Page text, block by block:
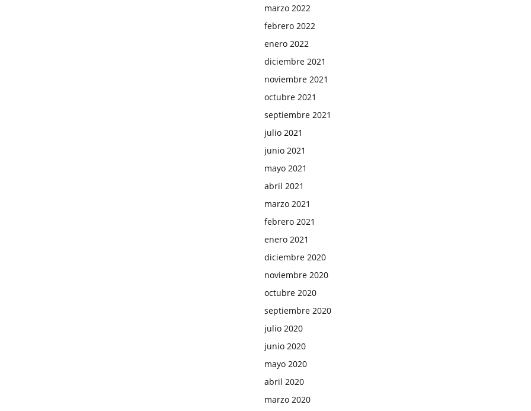
marzo 2022
febrero 2022
enero 2022
diciembre 2021
noviembre 2021
octubre 2021
septiembre 2021
julio 2021
junio 2021
mayo 2021
abril 2021
marzo 2021
febrero 2021
enero 2021
diciembre 2020
noviembre 2020
octubre 2020
septiembre 2020
julio 2020
junio 2020
mayo 2020
abril 2020
marzo 2020